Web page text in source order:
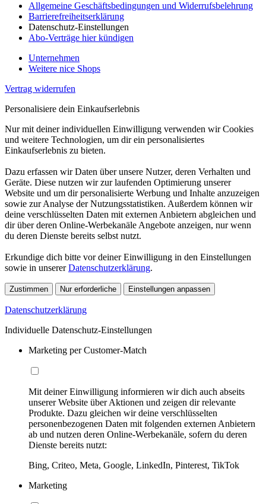
Allgemeine Geschäftsbedingungen und Widerrufsbelehrung
Barrierefreiheitserklärung
Datenschutz-Einstellungen
Abo-Verträge hier kündigen
Unternehmen
Weitere nice Shops
Vertrag widerrufen
Personalisiere dein Einkaufserlebnis
Nur mit deiner individuellen Einwilligung verwenden wir Cookies
und weitere Technologien, um dir ein personalisiertes
Einkaufserlebnis zu bieten.
Dazu erfassen wir Daten über unsere Nutzer, deren Verhalten und
Geräte. Diese nutzen wir zur laufenden Optimierung unserer
Website und um dir personalisierte Werbung und Inhalte anzuzeigen
sowie zur Analyse der Nutzungsstatistiken. Außerdem können wir
deine verschlüsselten Daten mit externen Anbietern abgleichen und
dir über deren Online-Werbekanäle Angebote anzeigen, nur wenn
du deren Dienste bereits selbst nutzt.
Erkundige dich bitte vor deiner Einwilligung in den Einstellungen
sowie in unsererDatenschutzerklärung.
Zustimmen Nur erforderliche Einstellungen anpassen
Datenschutzerklärung
Individuelle Datenschutz-Einstellungen
Marketing per Customer-Match
Mit deiner Einwilligung informieren wir dich auch abseits
unserer Website über Aktionen und zeigen dir relevante
Produkte. Dazu gleichen wir deine verschlüsselten
personenbezogenen Daten mit folgenden externen Anbietern
ab und nutzen deren Online-Werbekanäle, sofern du deren
Dienste bereits nutzt:
Bing, Criteo, Meta, Google, LinkedIn, Pinterest, TikTok
Marketing